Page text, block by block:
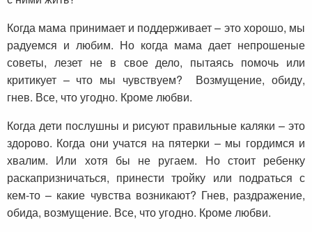
Когда мама принимает и поддерживает – это хорошо, мы
радуемся и любим. Но когда мама дает непрошеные
советы, лезет не в свое дело, пытаясь помочь или
критикует – что мы чувствуем? Возмущение, обиду,
гнев. Все, что угодно. Кроме любви.
Когда дети послушны и рисуют правильные каляки – это
здорово. Когда они учатся на пятерки – мы гордимся и
хвалим. Или хотя бы не ругаем. Но стоит ребенку
раскапризничаться, принести тройку или подраться с
кем-то – какие чувства возникают? Гнев, раздражение,
обида, возмущение. Все, что угодно. Кроме любви.